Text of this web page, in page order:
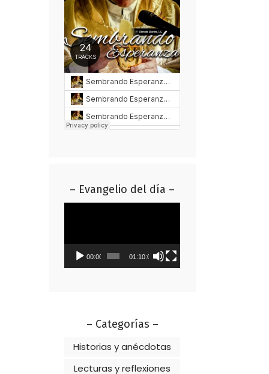
– Evangelio del día –
00:00 01:10:01
– Categorías –
Historias y anécdotas
Lecturas y reflexiones